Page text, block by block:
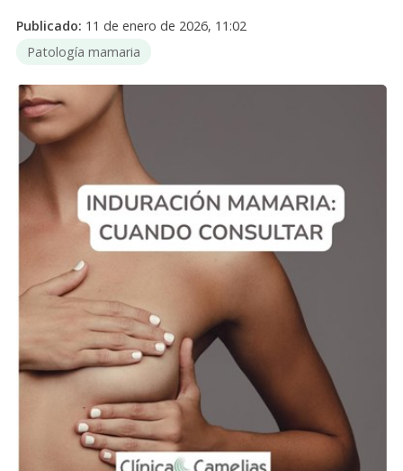
Publicado: 11 de enero de 2026, 11:02
Patología mamaria